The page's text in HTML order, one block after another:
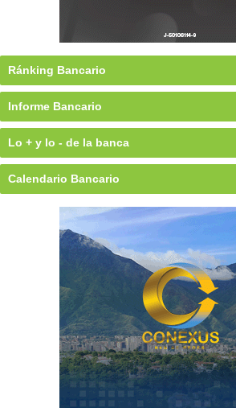
Ránking Bancario
Informe Bancario
Lo + y lo - de la banca
Calendario Bancario